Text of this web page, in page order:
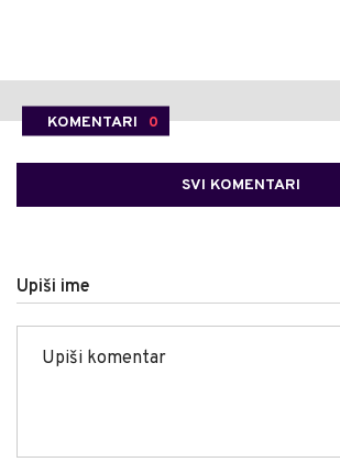
KOMENTARI 0
SVI KOMENTARI
Upiši ime